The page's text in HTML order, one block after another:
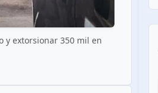
y extorsionar 350 mil en